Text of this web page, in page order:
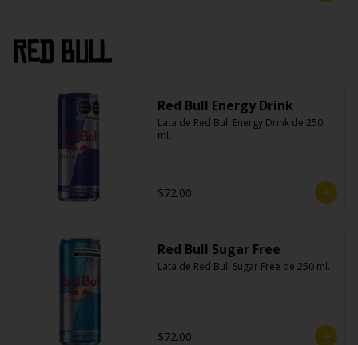
Red Bull
Red Bull Energy Drink
Lata de Red Bull Energy Drink de 250
ml.
$72.00
Red Bull Sugar Free
Lata de Red Bull Sugar Free de 250 ml.
$72.00